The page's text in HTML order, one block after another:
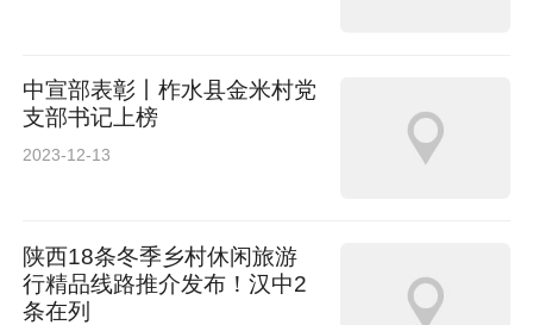
中国铁路西安局集团有限公司工务机械段机械化
清筛二车间
一大队长安花班组（备选）
中宣部表彰丨柞水县金米村党
支部书记上榜
2023-12-13
陕西18条冬季乡村休闲旅游
行精品线路推介发布！汉中2
条在列